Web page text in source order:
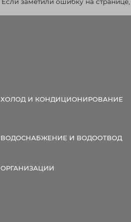
ХОЛОД И КОНДИЦИОНИРОВАНИЕ
ВОДОСНАБЖЕНИЕ И ВОДООТВОД
ОРГАНИЗАЦИИ